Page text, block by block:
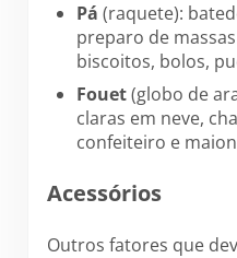
Pá(raquete):
preparo de
biscoitos, bolos,
Fouet(globo de
claras em neve,
confeiteiro e
Acessórios
Outros fatores que